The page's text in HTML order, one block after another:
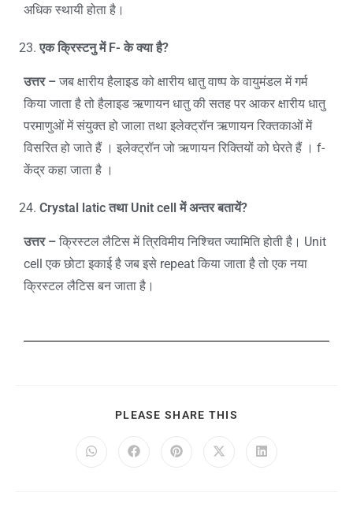
अधिक स्थायी होता है।
एक क्रिस्टनु में F-के क्या है?
उत्तर – जब क्षारीय हैलाइड को क्षारीय धातु वाष्प के वायुमंडल में गर्म
किया जाता है तो हैलाइड ऋणायन धातु की सतह पर आकर क्षारीय धातु
परमाणुओं में संयुक्त हो जाला तथा इलेक्ट्रॉन ऋणायन रिक्तकाओं में
विसरित हो जाते हैं । इलेक्ट्रॉन जो ऋणायन रिक्तियों को घेरते हैं । f-
केंद्र कहा जाता है ।
Crystal laticतथा Unit cellमें अन्तर बतायें?
उत्तर – क्रिस्टल लैटिस में त्रिविमीय निश्चित ज्यामिति होती है। Unit
cell एक छोटा इकाई है जब इसे repeat किया जाता है तो एक नया
क्रिस्टल लैटिस बन जाता है।
PLEASE SHARE THIS